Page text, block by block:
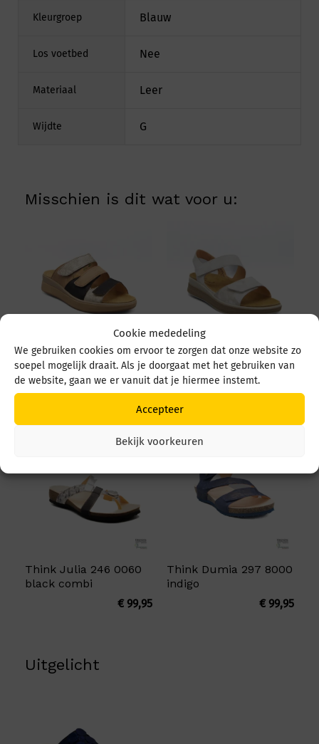
Cookie mededeling
We gebruiken cookies om ervoor te zorgen dat onze website zo
soepel mogelijk draait. Als je doorgaat met het gebruiken van
de website, gaan we er vanuit dat je hiermee instemt.
Accepteer
Bekijk voorkeuren
Kleurgroep Blauw
Los voetbed Nee
Materiaal Leer
Wijdte G
Misschien is dit wat voor u:
Think Meggie 444
3020 Taupe Combie
€129,95
Think Meggie 586 1020
Bianco
€129,95
Think Julia 246 0060
black combi
€99,95
Think Dumia 297 8000
indigo
€99,95
Uitgelicht